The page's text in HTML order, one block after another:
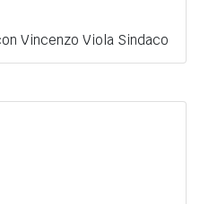
Vincenzo Viola Sindaco